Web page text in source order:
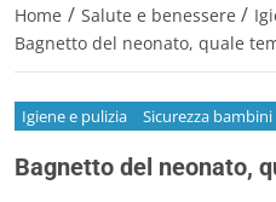
Home / Salute e benessere /
Bagnetto del neonato, quale
Igiene e pulizia Sicurezza bambini
Bagnetto del neonato,